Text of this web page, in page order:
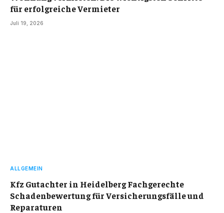
für erfolgreiche Vermieter
Juli 19, 2026
ALLGEMEIN
Kfz Gutachter in Heidelberg Fachgerechte
Schadenbewertung für Versicherungsfälle und
Reparaturen